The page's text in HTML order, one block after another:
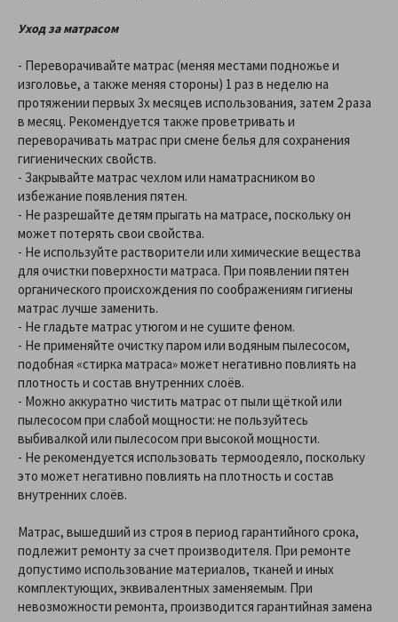
Уход за матрасом
- Переворачивайте матрас (меняя местами подножье и
изголовье, а также меняя стороны) 1 раз в неделю на
протяжении первых 3х месяцев использования, затем 2 раза
в месяц. Рекомендуется также проветривать и
переворачивать матрас при смене белья для сохранения
гигиенических свойств.
- Закрывайте матрас чехлом или наматрасником во
избежание появления пятен.
- Не разрешайте детям прыгать на матрасе, поскольку он
может потерять свои свойства.
- Не используйте растворители или химические вещества
для очистки поверхности матраса. При появлении пятен
органического происхождения по соображениям гигиены
матрас лучше заменить.
- Не гладьте матрас утюгом и не сушите феном.
- Не применяйте очистку паром или водяным пылесосом,
подобная «стирка матраса» может негативно повлиять на
плотность и состав внутренних слоёв.
- Можно аккуратно чистить матрас от пыли щёткой или
пылесосом при слабой мощности: не пользуйтесь
выбивалкой или пылесосом при высокой мощности.
- Не рекомендуется использовать термоодеяло, поскольку
это может негативно повлиять на плотность и состав
внутренних слоёв.
Матрас, вышедший из строя в период гарантийного срока,
подлежит ремонту за счет производителя. При ремонте
допустимо использование материалов, тканей и иных
комплектующих, эквивалентных заменяемым. При
невозможности ремонта, производится гарантийная замена